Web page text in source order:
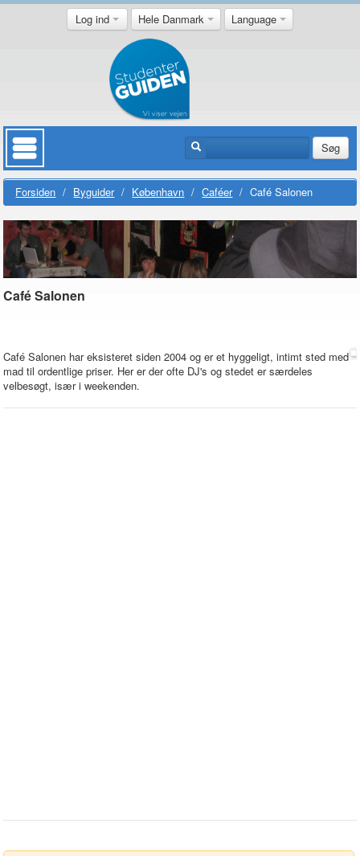
Log ind Hele Danmark Language
Søg
Forsiden / Byguider / København / Caféer / Café Salonen
Café Salonen
Café Salonen har eksisteret siden 2004 og er et hyggeligt, intimt sted med
mad til ordentlige priser. Her er der ofte DJ's og stedet er særdeles
velbesøgt, især i weekenden.